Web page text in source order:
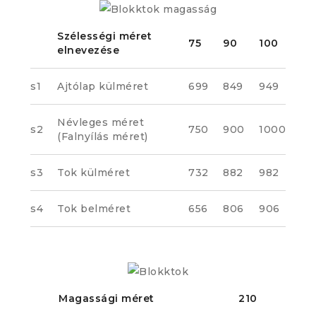
Szélességi méret
elnevezése
75 90 100
s1 Ajtólap külméret 699 849 949
s2
Névleges méret
(Falnyílás méret)
750 900 1000
s3 Tok külméret 732 882 982
s4 Tok belméret 656 806 906
Magassági méret 210